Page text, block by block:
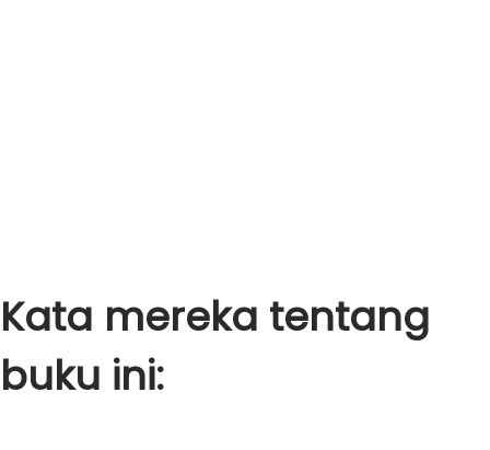
Kata mereka tentang
buku ini: